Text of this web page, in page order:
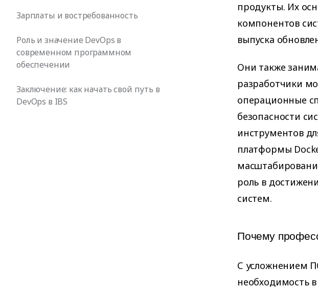
Зарплаты и востребованность
Роль и значение DevOps в
современном программном
обеспечении
Заключение: как начать свой путь в
DevOps в IBS
продукты. Их
компонентов
выпуска
Они также
разработчики
операционные
безопасности
инструментов
платформы
роль в
систем.
Почему
С усложнением
необходимость